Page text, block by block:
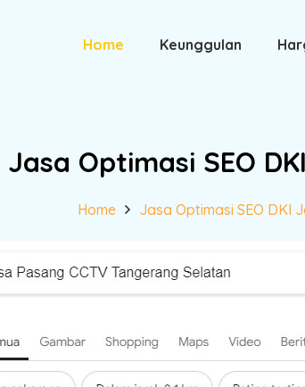
Home Keunggulan
Jasa Optimasi SEO
Home Jasa Optimasi SEO DKI